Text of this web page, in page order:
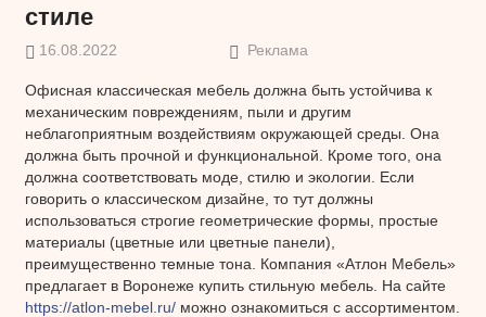
стиле
16.08.2022 Реклама
Офисная классическая мебель должна быть устойчива к
механическим повреждениям, пыли и другим
неблагоприятным воздействиям окружающей среды. Она
должна быть прочной и функциональной. Кроме того, она
должна соответствовать моде, стилю и экологии. Если
говорить о классическом дизайне, то тут должны
использоваться строгие геометрические формы, простые
материалы (цветные или цветные панели),
преимущественно темные тона. Компания «Атлон Мебель»
предлагает в Воронеже купить стильную мебель. На сайте
https://atlon-mebel.ru/можно ознакомиться с ассортиментом.